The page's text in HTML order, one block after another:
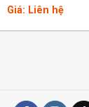
Giá: Liên hệ